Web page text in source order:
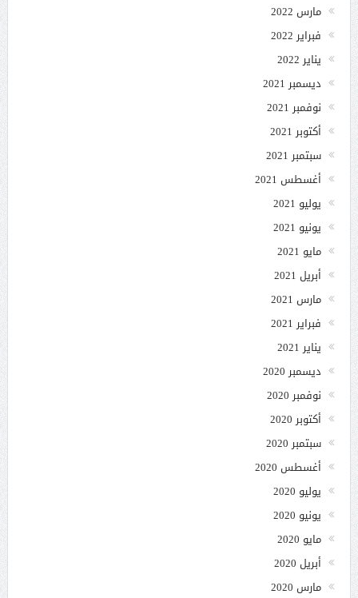
مارس 2022
فبراير 2022
يناير 2022
ديسمبر 2021
نوفمبر 2021
أكتوبر 2021
سبتمبر 2021
أغسطس 2021
يوليو 2021
يونيو 2021
مايو 2021
أبريل 2021
مارس 2021
فبراير 2021
يناير 2021
ديسمبر 2020
نوفمبر 2020
أكتوبر 2020
سبتمبر 2020
أغسطس 2020
يوليو 2020
يونيو 2020
مايو 2020
أبريل 2020
مارس 2020